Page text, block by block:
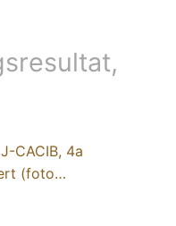
CACIB, 4a
(foto…